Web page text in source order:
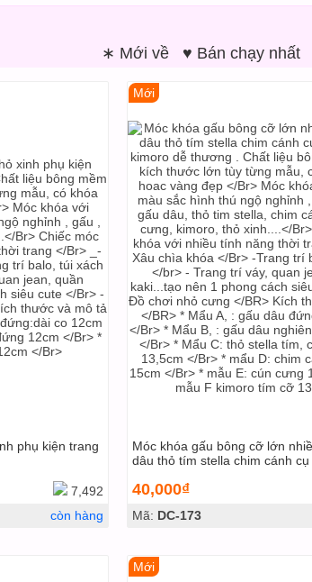
∗ Mới về ♥ Bán chạy nhất
phụ kiện trang
7,492
còn hàng
Mới
Móc khóa gấu bông cỡ lớn
dâu thỏ tím stella chim cánh cụ
40,000₫
Mã: DC-173
Mới